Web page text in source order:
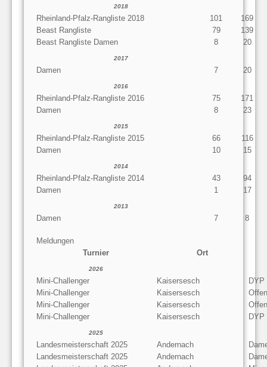
2018
Rheinland-Pfalz-Rangliste 2018 101
169
Beast Rangliste
79
139
Beast Rangliste Damen
8 20
2017
Damen 7 20
2016
Rheinland-Pfalz-Rangliste 2016 75
171
Damen
8 23
2015
Rheinland-Pfalz-Rangliste 2015 66
116
Damen
10 15
2014
Rheinland-Pfalz-Rangliste 2014 43
94
Damen
1 17
2013
Damen 7 8
Meldungen
Turnier
Ort
2026
Mini-Challenger Kaisersesch
DYP
Mini-Challenger
Kaisersesch
Mini-Challenger
Kaisersesch
Mini-Challenger
Kaisersesch DYP
2025
Landesmeisterschaft 2025 Andernach
Landesmeisterschaft 2025
Andernach